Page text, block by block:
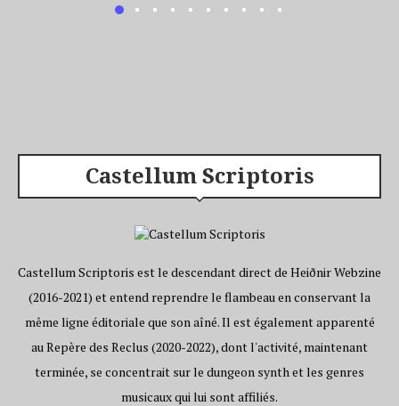
Castellum Scriptoris
Castellum Scriptoris est le descendant direct de Heiðnir Webzine
(2016-2021) et entend reprendre le flambeau en conservant la
même ligne éditoriale que son aîné. Il est également apparenté
au Repère des Reclus (2020-2022), dont l'activité, maintenant
terminée, se concentrait sur le dungeon synth et les genres
musicaux qui lui sont affiliés.